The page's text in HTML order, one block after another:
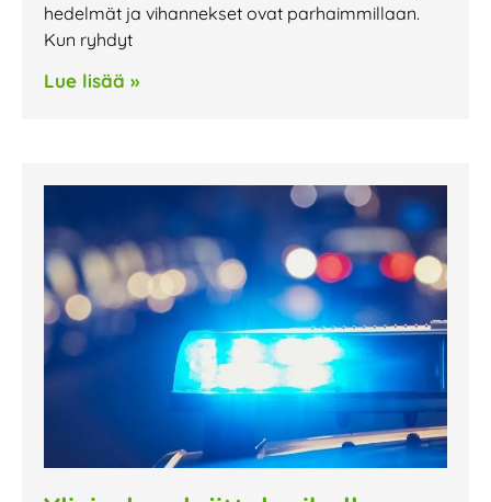
hedelmät ja vihannekset ovat parhaimmillaan.
Kun ryhdyt
Lue lisää »